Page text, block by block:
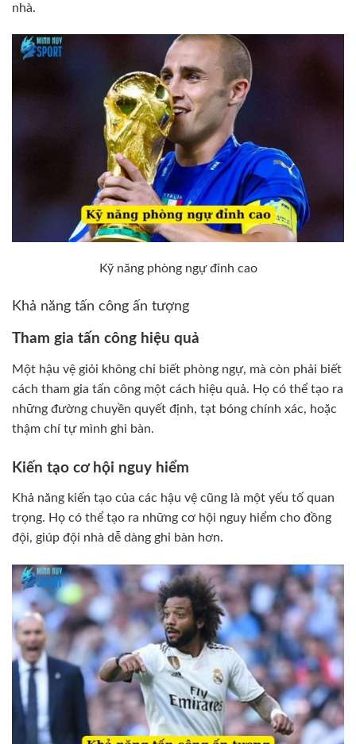
nhà.
Kỹ năng phòng ngự đỉnh cao
Khả năng tấn công ấn tượng
Tham gia tấn công hiệu quả
Một hậu vệ giỏi không chỉ biết phòng ngự, mà còn phải biết
cách tham gia tấn công một cách hiệu quả. Họ có thể tạo ra
những đường chuyền quyết định, tạt bóng chính xác, hoặc
thậm chí tự mình ghi bàn.
Kiến tạo cơ hội nguy hiểm
Khả năng kiến tạo của các hậu vệ cũng là một yếu tố quan
trọng. Họ có thể tạo ra những cơ hội nguy hiểm cho đồng
đội, giúp đội nhà dễ dàng ghi bàn hơn.